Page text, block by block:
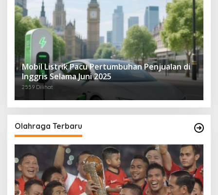
Mobil Listrik Pacu Pertumbuhan Penjualan di
Inggris Selama Juni 2025
2559 Dilihat
Olahraga Terbaru